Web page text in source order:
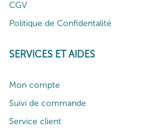
CGV
Politique de Confidentalité
SERVICES ET AIDES
Mon compte
Suivi de commande
Service client